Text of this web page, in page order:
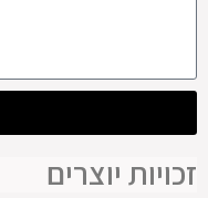
זכויות יוצרים